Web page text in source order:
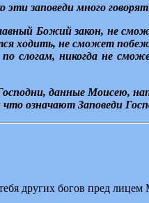
эти заповеди много
Божий закон, не
ходить, не сможет
слогам, никогда не
данные Моисею,
означают Заповеди
других богов пред